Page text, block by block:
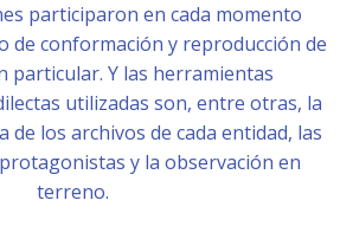
participaron en cada momento
de conformación y reproducción de
particular. Y las herramientas
utilizadas son, entre otras, la
de los archivos de cada entidad, las
y la observación en
terreno.